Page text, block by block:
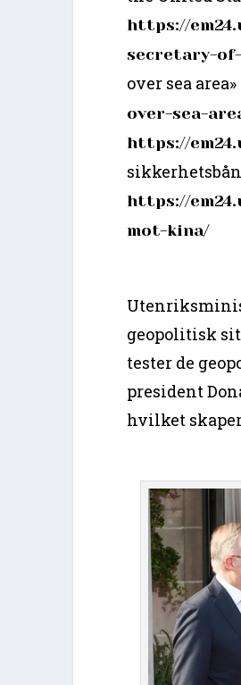
https://
secretary-
over sea
over-sea-
https://
https://
mot-kina/
geopolitisk
tester de
president
hvilket